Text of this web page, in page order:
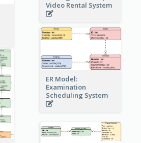
Video Rental System
ER Model:
Examination
Scheduling System